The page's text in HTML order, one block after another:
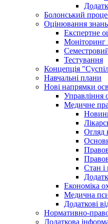
Болонський
Оцінювання знань
Експертне
Моніторинг
Тестування
Концепція
Навчальні плани
Нові напрямки
Управління
Медичне
Огляд
Стан і
Економіка
Медична
Додаткові
Нормативно-
Додаткова